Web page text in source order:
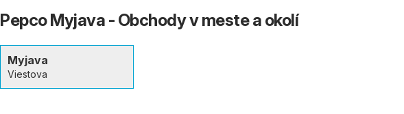
Pepco Myjava - Obchody v meste a okolí
Myjava
Viestova